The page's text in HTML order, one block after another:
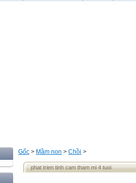
Gốc > Mầm non > Chồi >
phat trien tinh cam tham mi 4 tuoi